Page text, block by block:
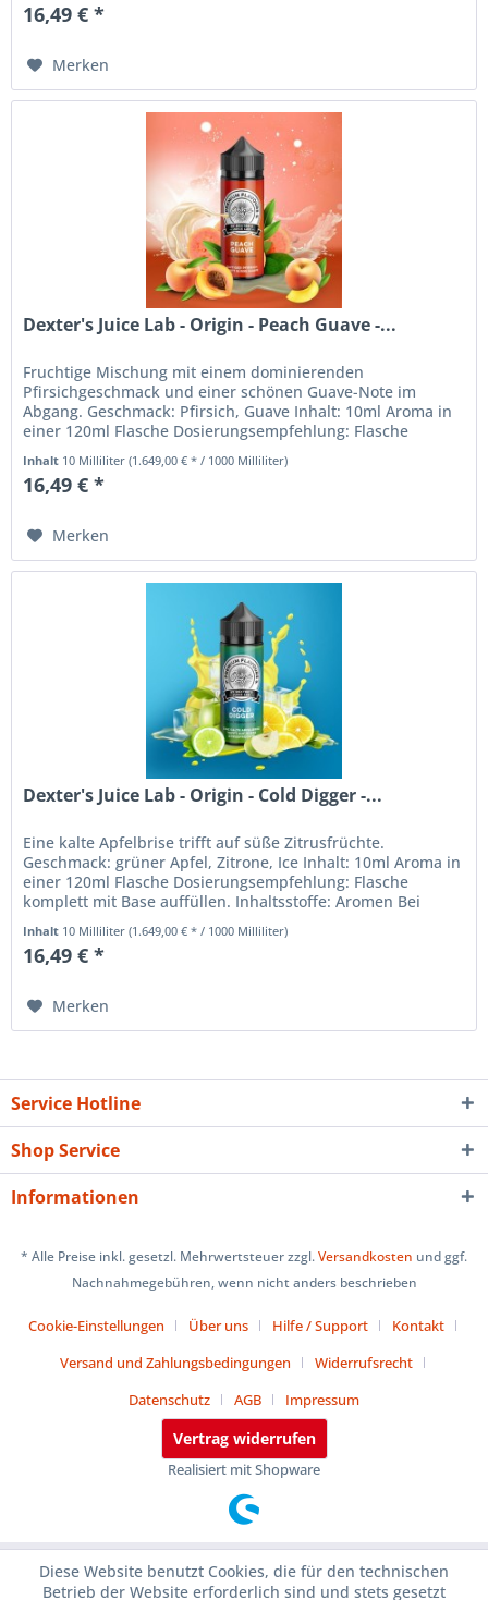
16,49 € *
Merken
Dexter's Juice Lab - Origin - Peach Guave -...
Fruchtige Mischung mit einem dominierenden
Pfirsichgeschmack und einer schönen Guave-Note im
Abgang. Geschmack: Pfirsich, Guave Inhalt: 10ml Aroma in
einer 120ml Flasche Dosierungsempfehlung: Flasche
komplett mit Base auffüllen....
Inhalt 10 Milliliter(1.649,00 € * / 1000 Milliliter)
16,49 € *
Merken
Dexter's Juice Lab - Origin - Cold Digger -...
Eine kalte Apfelbrise trifft auf süße Zitrusfrüchte.
Geschmack: grüner Apfel, Zitrone, Ice Inhalt: 10ml Aroma in
einer 120ml Flasche Dosierungsempfehlung: Flasche
komplett mit Base auffüllen. Inhaltsstoffe: Aromen Bei
diesem Produkt...
Inhalt 10 Milliliter(1.649,00 € * / 1000 Milliliter)
16,49 € *
Merken
Service Hotline
Shop Service
Informationen
* Alle Preise inkl. gesetzl. Mehrwertsteuer zzgl.Versandkosten und ggf.
Nachnahmegebühren, wenn nicht anders beschrieben
Cookie-Einstellungen Über uns Hilfe / Support
Kontakt
Versand und Zahlungsbedingungen
Widerrufsrecht
Datenschutz
AGB Impressum
Vertrag widerrufen
Realisiert mit Shopware
Diese Website benutzt Cookies, die für den technischen
Betrieb der Website erforderlich sind und stets gesetzt